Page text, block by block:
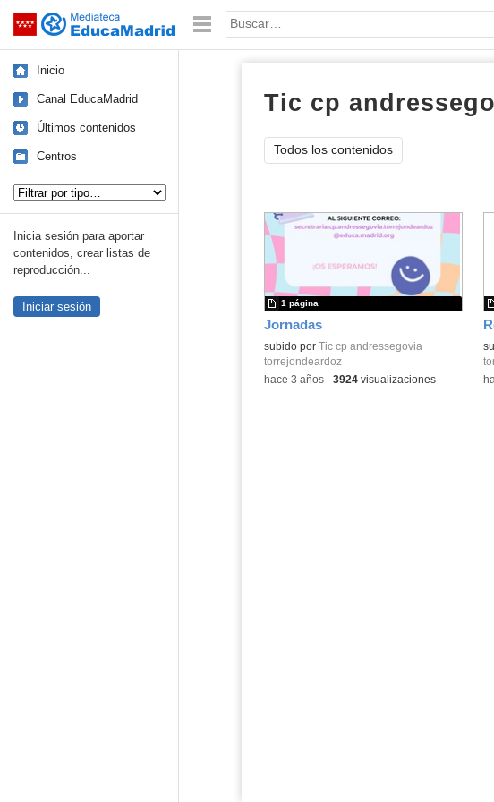
Saltar navegación Palabra o frase:
Inicio
Canal EducaMadrid
Últimos contenidos
Centros
Inicia sesión para aportar
contenidos, crear listas de
reproducción...
Iniciar sesión
Tic cp
Todos los contenidos
Jornadas
subido por Tic cp andressegovia
torrejondeardoz
1 página
-hace 3 años- 3924visualizaciones -